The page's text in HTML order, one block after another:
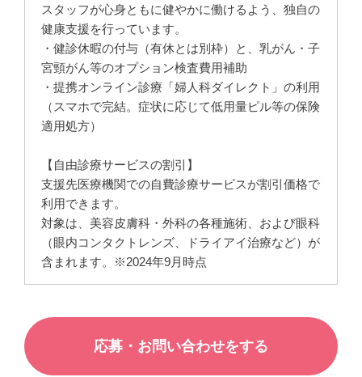
スタッフが心身ともに健やかに働けるよう、独自の
健康支援を行っています。
・健診休暇の付与（有休とは別枠）と、乳がん・子
宮頸がん等のオプション検査費用補助
・提携オンライン診療「婦人科ダイレクト」の利用
（スマホで完結。症状に応じて低用量ピル等の保険
適用処方）
【自由診療サービスの割引】
支援先医療機関での自費診療サービスが割引価格で
利用できます。
対象は、美容皮膚科・外科の各種施術、および眼科
（眼内コンタクトレンズ、ドライアイ治療など）が
含まれます。※2024年9月時点
応募・お問い合わせをする